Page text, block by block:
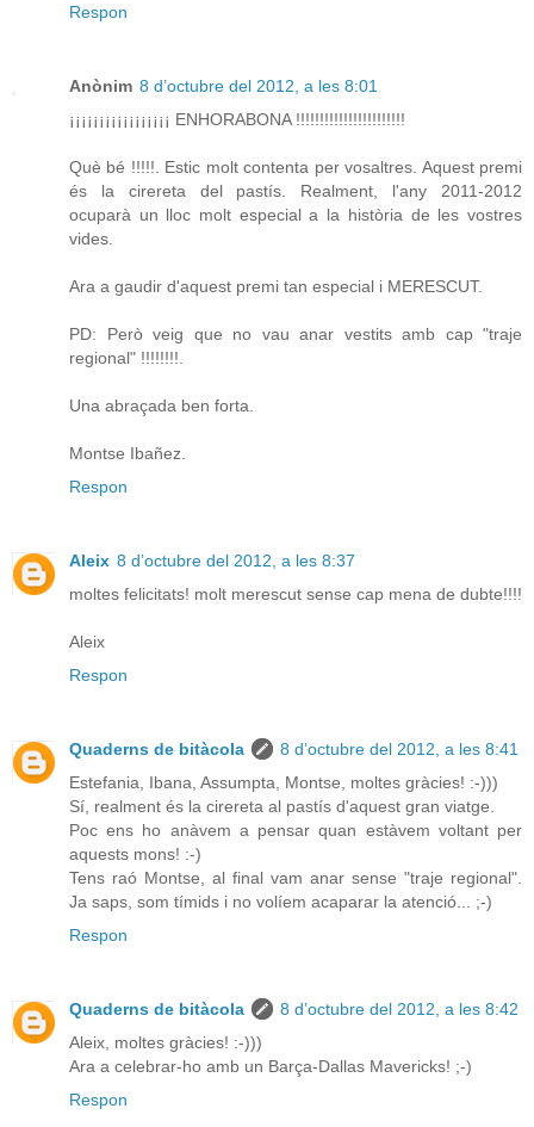
Respon
Anònim 8 d’octubre del 2012, a les 8:01
¡¡¡¡¡¡¡¡¡¡¡¡¡¡¡¡¡ ENHORABONA !!!!!!!!!!!!!!!!!!!!!!!
Què bé !!!!!. Estic molt contenta per vosaltres. Aquest premi
és la cirereta del pastís. Realment, l'any 2011-2012
ocuparà un lloc molt especial a la història de les vostres
vides.
Ara a gaudir d'aquest premi tan especial i MERESCUT.
PD: Però veig que no vau anar vestits amb cap "traje
regional" !!!!!!!!.
Una abraçada ben forta.
Montse Ibañez.
Respon
Aleix 8 d’octubre del 2012, a les 8:37
moltes felicitats! molt merescut sense cap mena de dubte!!!!
Aleix
Respon
Quaderns de bitàcola
8 d’octubre del 2012, a les 8:41
Estefania, Ibana, Assumpta, Montse, moltes gràcies! :-)))
Sí, realment és la cirereta al pastís d'aquest gran viatge.
Poc ens ho anàvem a pensar quan estàvem voltant per
aquests mons! :-)
Tens raó Montse, al final vam anar sense "traje regional".
Ja saps, som tímids i no volíem acaparar la atenció... ;-)
Respon
Quaderns de bitàcola
8 d’octubre del 2012, a les 8:42
Aleix, moltes gràcies! :-)))
Ara a celebrar-ho amb un Barça-Dallas Mavericks! ;-)
Respon